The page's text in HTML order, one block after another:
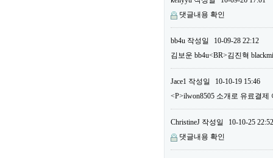
댓글내용 확인
bb4u 작성일
10-09-28 22:12
김보운 bb4u<BR>김진혁
Jace1 작성일
10-10-19 15:46
<P>ilwon8505 소개로 유료결
ChristineJ 작성일
10-10-25 22:52
댓글내용 확인